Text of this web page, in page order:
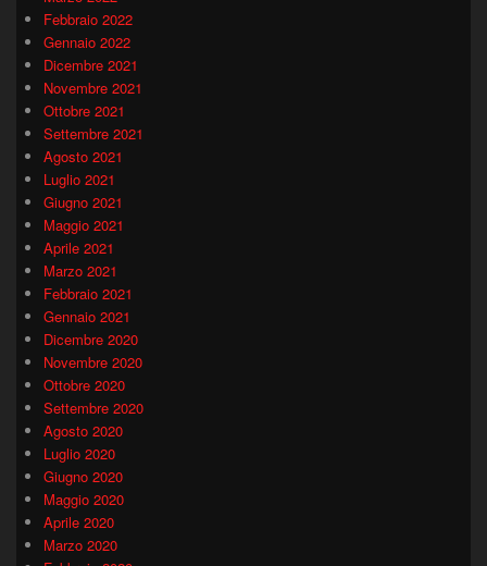
Febbraio 2022
Gennaio 2022
Dicembre 2021
Novembre 2021
Ottobre 2021
Settembre 2021
Agosto 2021
Luglio 2021
Giugno 2021
Maggio 2021
Aprile 2021
Marzo 2021
Febbraio 2021
Gennaio 2021
Dicembre 2020
Novembre 2020
Ottobre 2020
Settembre 2020
Agosto 2020
Luglio 2020
Giugno 2020
Maggio 2020
Aprile 2020
Marzo 2020